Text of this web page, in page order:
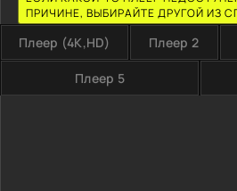
ПРИЧИНЕ, ВЫБИРАЙТЕ ДРУГОЙ ИЗ
Плеер (4K,HD) Плеер 2
Плеер 5